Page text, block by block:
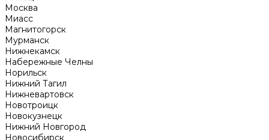
Москва
Миасс
Магнитогорск
Мурманск
Нижнекамск
Набережные Челны
Норильск
Нижний Тагил
Нижневартовск
Новотроицк
Новокузнецк
Нижний Новгород
Новосибирск